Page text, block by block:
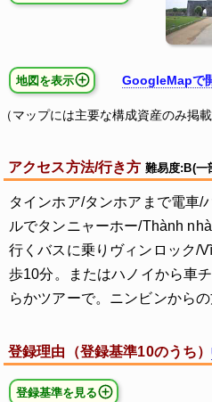
地図を表示 GoogleMapで
（マップには主要な構成資産のみ掲載
アクセス方法/行き方 難易度:B(一
タインホア/タンホアまで電車/
ルでタンニャーホー/Thành
行くバスに乗りヴィンロック/
歩10分。またはハノイから車
らかツアーで。ニンビンから
登録理由（登録基準10のうち）
登録基準を見る